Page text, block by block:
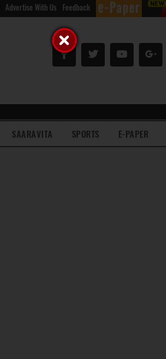
Advertise With Us Feedback
SAARAVITA SPORTS E-PAPER